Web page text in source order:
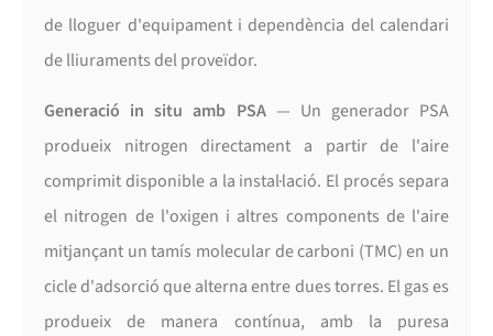
de lloguer d'equipament i dependència del calendari
de lliuraments del proveïdor.
Generació in situ amb PSA— Un generador PSA
produeix nitrogen directament a partir de l'aire
comprimit disponible a la instal·lació. El procés separa
el nitrogen de l'oxigen i altres components de l'aire
mitjançant un tamís molecular de carboni (TMC) en un
cicle d'adsorció que alterna entre dues torres. El gas es
produeix de manera contínua, amb la puresa